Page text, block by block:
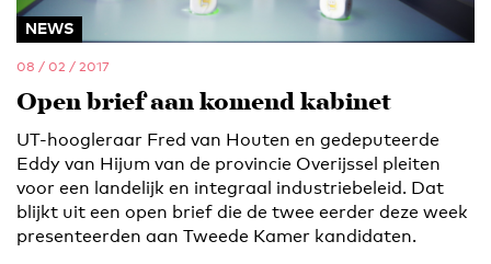
NEWS
08 / 02 / 2017
Open brief aan komend kabinet
UT-hoogleraar Fred van Houten en gedeputeerde
Eddy van Hijum van de provincie Overijssel pleiten
voor een landelijk en integraal industriebeleid. Dat
blijkt uit een open brief die de twee eerder deze week
presenteerden aan Tweede Kamer kandidaten.